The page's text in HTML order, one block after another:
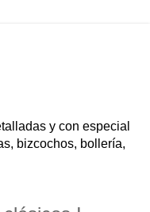
y con especial
bizcochos, bollería,